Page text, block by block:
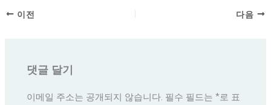
이전 다음
댓글 달기
이메일 주소는 공개되지 않습니다. 필수 필드는*로 표